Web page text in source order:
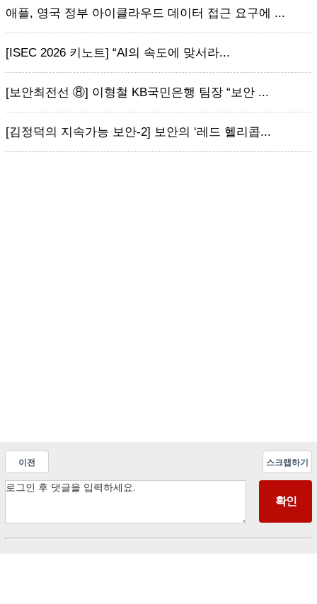
애플, 영국 정부 아이클라우드 데이터 접근 요구에 ...
[ISEC 2026 키노트] “AI의 속도에 맞서라...
[보안최전선 ⑧] 이형철 KB국민은행 팀장 “보안 ...
[김정덕의 지속가능 보안-2] 보안의 ‘레드 헬리콥...
이전 스크랩하기